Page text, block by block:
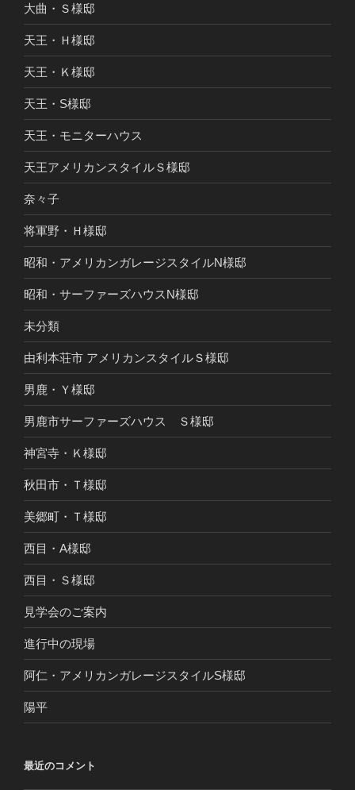
大曲・Ｓ様邸
天王・Ｈ様邸
天王・Ｋ様邸
天王・S様邸
天王・モニターハウス
天王アメリカンスタイルＳ様邸
奈々子
将軍野・Ｈ様邸
昭和・アメリカンガレージスタイルN様邸
昭和・サーファーズハウスN様邸
未分類
由利本荘市 アメリカンスタイルＳ様邸
男鹿・Ｙ様邸
男鹿市サーファーズハウス Ｓ様邸
神宮寺・Ｋ様邸
秋田市・Ｔ様邸
美郷町・Ｔ様邸
西目・A様邸
西目・Ｓ様邸
見学会のご案内
進行中の現場
阿仁・アメリカンガレージスタイルS様邸
陽平
最近のコメント